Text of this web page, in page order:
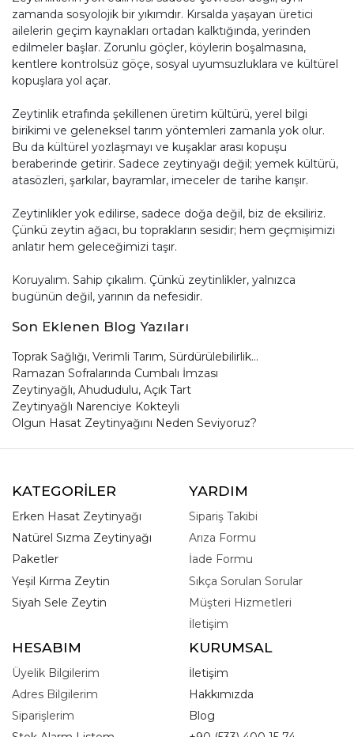
zamanda sosyolojik bir yıkımdır. Kırsalda yaşayan üretici
ailelerin geçim kaynakları ortadan kalktığında, yerinden
edilmeler başlar. Zorunlu göçler, köylerin boşalmasına,
kentlere kontrolsüz göçe, sosyal uyumsuzluklara ve kültürel
kopuşlara yol açar.
Zeytinlik etrafında şekillenen üretim kültürü, yerel bilgi
birikimi ve geleneksel tarım yöntemleri zamanla yok olur.
Bu da kültürel yozlaşmayı ve kuşaklar arası kopuşu
beraberinde getirir. Sadece zeytinyağı değil; yemek kültürü,
atasözleri, şarkılar, bayramlar, imeceler de tarihe karışır.
Zeytinlikler yok edilirse, sadece doğa değil, biz de eksiliriz.
Çünkü zeytin ağacı, bu toprakların sesidir; hem geçmişimizi
anlatır hem geleceğimizi taşır.
Koruyalım. Sahip çıkalım. Çünkü zeytinlikler, yalnızca
bugünün değil, yarının da nefesidir.
Son Eklenen Blog Yazıları
Toprak Sağlığı, Verimli Tarım, Sürdürülebilirlik...
Ramazan Sofralarında Cumbalı İmzası
Zeytinyağlı, Ahududulu, Açık Tart
Zeytinyağlı Narenciye Kokteyli
Olgun Hasat Zeytinyağını Neden Seviyoruz?
KATEGORİLER
Erken Hasat Zeytinyağı
Natürel Sızma Zeytinyağı
Paketler
Yeşil Kırma Zeytin
Siyah Sele Zeytin
YARDIM
Sipariş Takibi
Arıza Formu
İade Formu
Sıkça Sorulan Sorular
Müşteri Hizmetleri
İletişim
HESABIM
Üyelik Bilgilerim
Adres Bilgilerim
Siparişlerim
KURUMSAL
İletişim
Hakkımızda
Blog